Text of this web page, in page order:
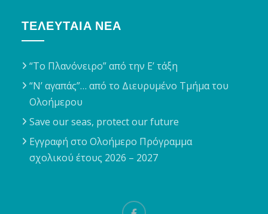
ΤΕΛΕΥΤΑΊΑ ΝΈΑ
“Το Πλανόνειρο” από την Ε’ τάξη
“Ν’ αγαπάς”… από το Διευρυμένο Τμήμα του
Ολοήμερου
Save our seas, protect our future
Εγγραφή στο Ολοήμερο Πρόγραμμα
σχολικού έτους 2026 – 2027